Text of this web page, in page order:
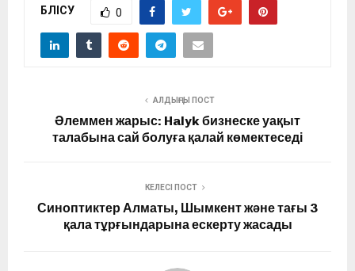
БӨЛІСУ 0
АЛДЫҢҒЫ ПОСТ
Әлеммен жарыс: Halyk бизнеске уақыт
талабына сай болуға қалай көмектеседі
КЕЛЕСІ ПОСТ
Синоптиктер Алматы, Шымкент және тағы 3
қала тұрғындарына ескерту жасады